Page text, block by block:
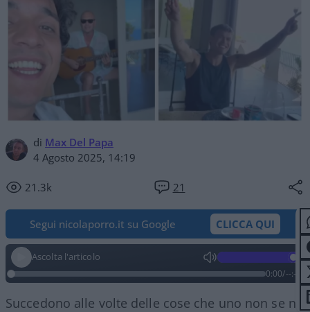
di Max Del Papa
4 Agosto 2025, 14:19
21.3k 21
Segui nicolaporro.it su Google CLICCA QUI
Ascolta l'articolo
0:00/--:--
Succedono alle volte delle cose che uno non se ne